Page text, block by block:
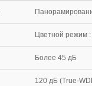
Цветной режим
Более 45 дБ
120 дБ (True-